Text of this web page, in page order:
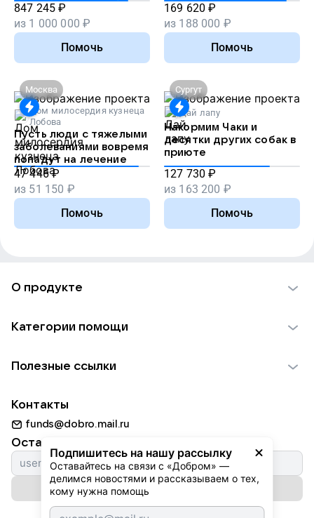
847 245 ₽
из 1 000 000 ₽
Помочь
169 620 ₽
из 188 000 ₽
Помочь
Москва
Дом милосердия кузнеца
Лобова
Пусть люди с тяжелыми
заболеваниями вовремя
попадут на лечение
47 446 ₽
из 51 150 ₽
Помочь
Сургут
Дай лапу
Накормим Чаки и
десятки других собак в
приюте
127 730 ₽
из 163 200 ₽
Помочь
Подпишитесь на нашу рассылку
Оставайтесь на связи с «Добром» —
делимся новостями и рассказываем о тех,
кому нужна помощь
О продукте
Использование материалов
Для НКО
Партнерам
Категории помощи
Пожилым
Животным
Природе
Культуре
Фондам
Полезные ссылки
Добрый день
Истории
Автоплатежи
Контакты
funds@dobro.mail.ru
Оставайтесь с нами
Подписаться на рассылку